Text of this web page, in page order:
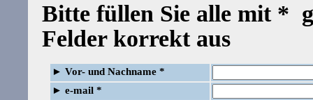
Bitte füllen Sie alle mit *
Felder korrekt aus
► Vor- und Nachname *
► e-mail *